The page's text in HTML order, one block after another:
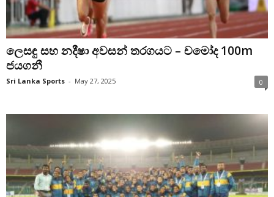
ලෙසඳු සහ නදීෂා අවසන් තරගයට – චමෝද 100m
ජයගනී
Sri Lanka Sports - May 27, 2025 0